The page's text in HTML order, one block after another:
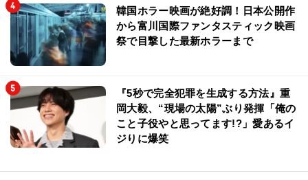
韓国ホラー映画が絶好調！日本公開作
から富川国際ファンタスティック映画
祭で目撃した最新ホラーまで
『5秒で完全犯罪を生成する方法』重
岡大毅、“現場の太陽”ぶり発揮「俺の
こと子役やと思ってます!?」愛あるイ
ジりに爆笑